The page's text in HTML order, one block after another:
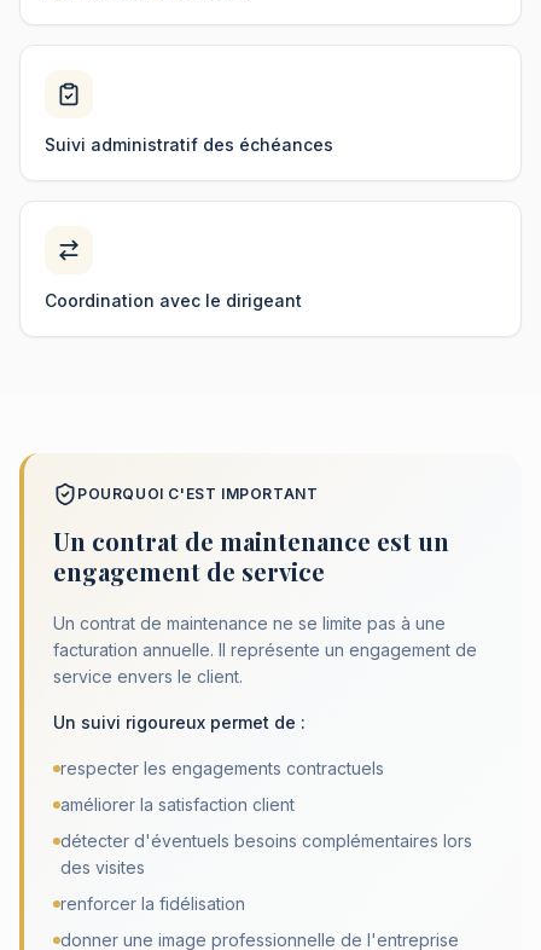
Suivi administratif des échéances
Coordination avec le dirigeant
POURQUOI C'EST IMPORTANT
Un contrat de maintenance est un
engagement de service
Un contrat de maintenance ne se limite pas à une
facturation annuelle. Il représente un engagement de
service envers le client.
Un suivi rigoureux permet de :
respecter les engagements contractuels
améliorer la satisfaction client
détecter d'éventuels besoins complémentaires lors
des visites
renforcer la fidélisation
donner une image professionnelle de l'entreprise